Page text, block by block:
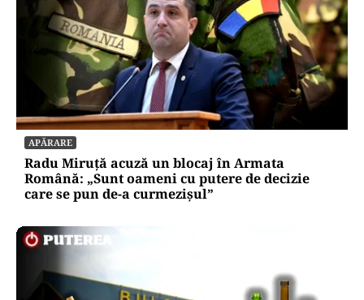
APĂRARE
Radu Miruță acuză un blocaj în Armata
Română: „Sunt oameni cu putere de decizie
care se pun de-a curmezișul”